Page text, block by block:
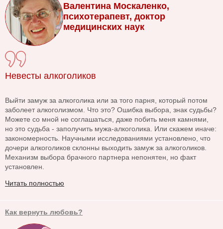
Валентина Москаленко,
психотерапевт, доктор
медицинских наук
Невесты алкоголиков
Выйти замуж за алкоголика или за того парня, который потом
заболеет алкоголизмом. Что это? Ошибка выбора, знак судьбы?
Можете со мной не соглашаться, даже побить меня камнями,
но это судьба - заполучить мужа-алкоголика. Или скажем иначе:
закономерность. Научными исследованиями установлено, что
дочери алкоголиков склонны выходить замуж за алкоголиков.
Механизм выбора брачного партнера непонятен, но факт
установлен.
Читать полностью
Как вернуть любовь?